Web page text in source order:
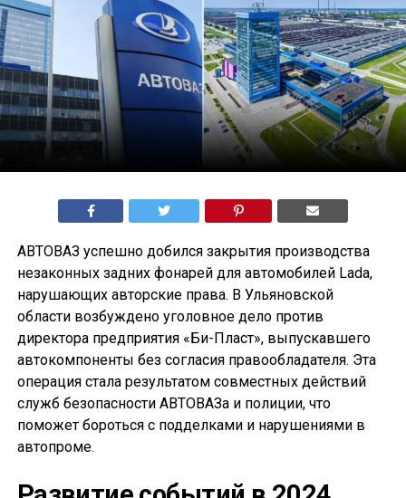
АВТОВАЗ успешно добился закрытия производства
незаконных задних фонарей для автомобилей Lada,
нарушающих авторские права. В Ульяновской
области возбуждено уголовное дело против
директора предприятия «Би-Пласт», выпускавшего
автокомпоненты без согласия правообладателя. Эта
операция стала результатом совместных действий
служб безопасности АВТОВАЗа и полиции, что
поможет бороться с подделками и нарушениями в
автопроме.